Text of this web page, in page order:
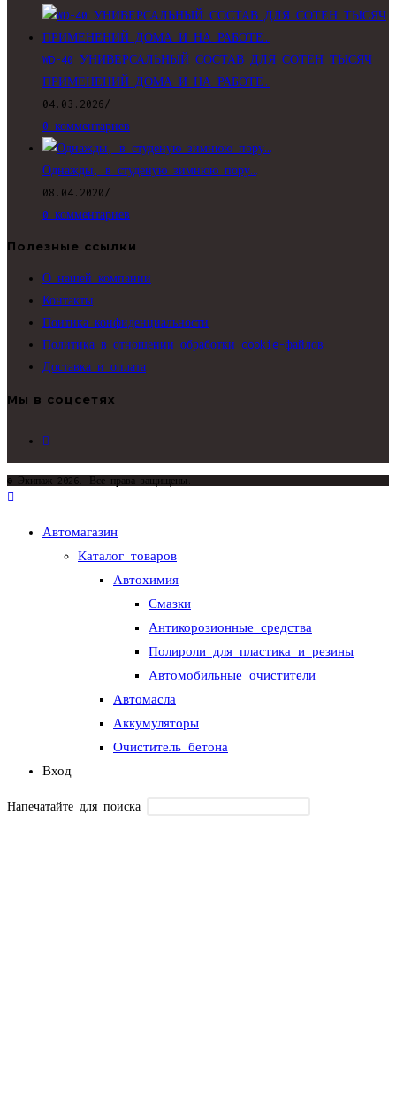
WD-40 УНИВЕРСАЛЬНЫЙ СОСТАВ ДЛЯ СОТЕН ТЫСЯЧ
ПРИМЕНЕНИЙ ДОМА И НА РАБОТЕ.
04.03.2026 /
0 комментариев
Однажды, в студеную зимнюю пору…
08.04.2020 /
0 комментариев
Полезные ссылки
О нашей компании
Контакты
Поитика конфиденциальности
Политика в отношении обработки cookie-файлов
Доставка и оплата
Мы в соцсетях
новой
© Экипаж 2026. Все права защищены.
Автомагазин
Каталог товаров
Автохимия
Смазки
Антикорозионные средства
Полироли для пластика и резины
Автомобильные очистители
Автомасла
Аккумуляторы
Очиститель бетона
Вход
Напечатайте для поиска